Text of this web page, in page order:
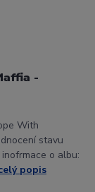
-
With
stavu
o albu:
popis